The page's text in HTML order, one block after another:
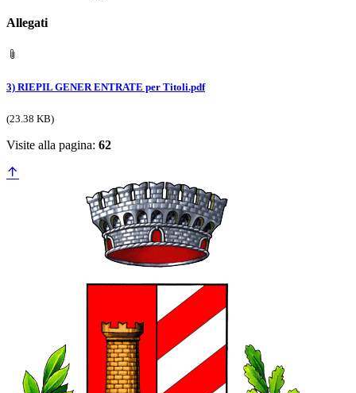
Allegati
3) RIEPIL GENER ENTRATE per Titoli.pdf
(23.38 KB)
Visite alla pagina: 62